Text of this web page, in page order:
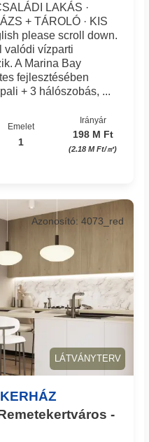
LAKÁS ·
+ TÁROLÓ · KIS
please scroll down.
valódi vízparti
A Marina Bay
fejlesztésében
+ 3 hálószobás, ...
Emelet
1
Irányár
198 M Ft
(2.18 M Ft/㎡)
LÁTVÁNYTERV
-
Azonosító: 4073_red